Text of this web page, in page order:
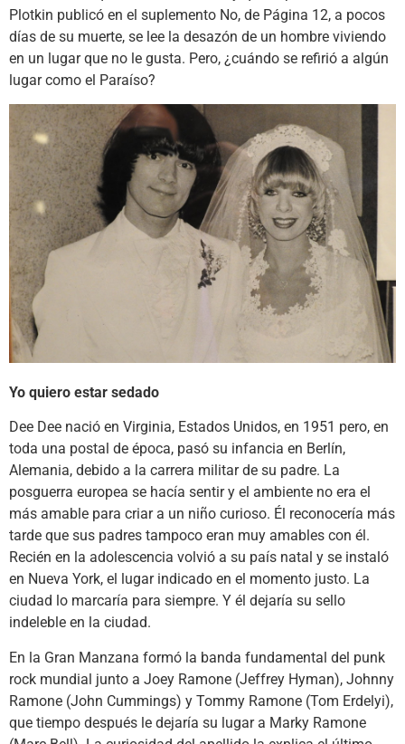
Plotkin publicó en el suplemento No, de Página 12, a pocos
días de su muerte, se lee la desazón de un hombre viviendo
en un lugar que no le gusta. Pero, ¿cuándo se refirió a algún
lugar como el Paraíso?
Yo quiero estar sedado
Dee Dee nació en Virginia, Estados Unidos, en 1951 pero, en
toda una postal de época, pasó su infancia en Berlín,
Alemania, debido a la carrera militar de su padre. La
posguerra europea se hacía sentir y el ambiente no era el
más amable para criar a un niño curioso. Él reconocería más
tarde que sus padres tampoco eran muy amables con él.
Recién en la adolescencia volvió a su país natal y se instaló
en Nueva York, el lugar indicado en el momento justo. La
ciudad lo marcaría para siempre. Y él dejaría su sello
indeleble en la ciudad.
En la Gran Manzana formó la banda fundamental del punk
rock mundial junto a Joey Ramone (Jeffrey Hyman), Johnny
Ramone (John Cummings) y Tommy Ramone (Tom Erdelyi),
que tiempo después le dejaría su lugar a Marky Ramone